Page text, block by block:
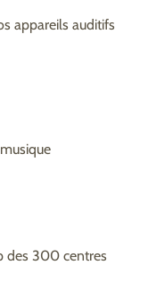
appareils auditifs
des 300 centres